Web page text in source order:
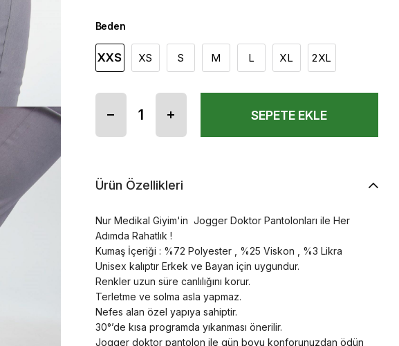
Beden
XXS XS S M L XL 2XL
Ürün Özellikleri
Nur Medikal Giyim'in Jogger Doktor Pantolonları ile Her
Adımda Rahatlık !
Kumaş İçeriği : %72 Polyester , %25 Viskon , %3 Likra
Unisex kalıptır Erkek ve Bayan için uygundur.
Renkler uzun süre canlılığını korur.
Terletme ve solma asla yapmaz.
Nefes alan özel yapıya sahiptir.
30°’de kısa programda yıkanması önerilir.
Jogger doktor pantolon ile gün boyu konforunuzdan ödün